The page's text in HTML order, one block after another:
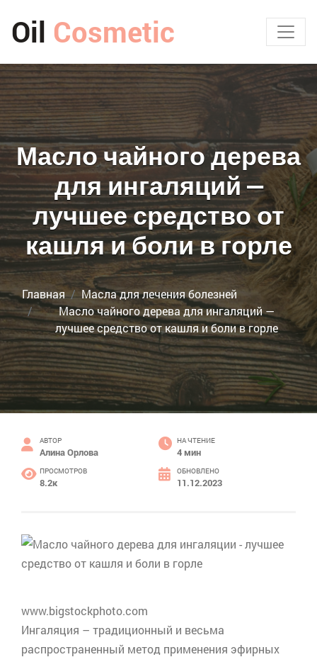
Oil Cosmetic
Масло чайного дерева
для ингаляций —
лучшее средство от
кашля и боли в горле
Главная
Масла для лечения болезней
Масло чайного дерева для ингаляций —
лучшее средство от кашля и боли в горле
АВТОР
Алина Орлова
НА ЧТЕНИЕ
4 мин
ПРОСМОТРОВ
8.2к
ОБНОВЛЕНО
11.12.2023
www.bigstockphoto.com
Ингаляция – традиционный и весьма
распространенный метод применения эфирных